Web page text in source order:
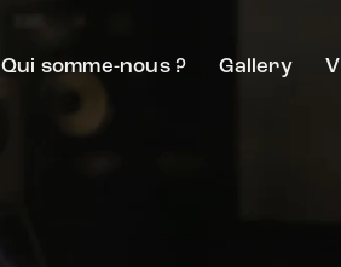
Qui somme-nous ? Gallery